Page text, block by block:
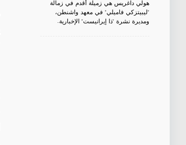
هولي داغريس هي زميلة أقدم في زمالة
"ليبيتزكي فاميلي" في معهد واشنطن،
ومديرة نشرة "ذا إيرانيست" الإخبارية.